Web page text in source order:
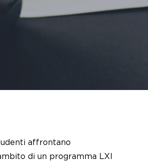
affrontano
di un programma LXI